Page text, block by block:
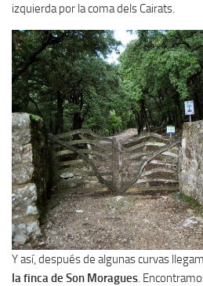
izquierda por la coma dels Cairats.
Y así, después de algunas curvas
la finca de Son Moragues .